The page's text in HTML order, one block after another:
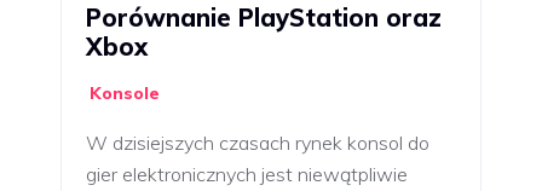
Porównanie PlayStation oraz
Xbox
Konsole
W dzisiejszych czasach rynek konsol do
gier elektronicznych jest niewątpliwie